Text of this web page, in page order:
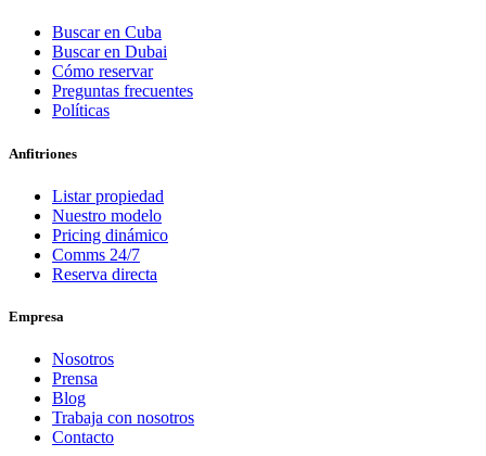
Buscar en Cuba
Buscar en Dubai
Cómo reservar
Preguntas frecuentes
Políticas
Anfitriones
Listar propiedad
Nuestro modelo
Pricing dinámico
Comms 24/7
Reserva directa
Empresa
Nosotros
Prensa
Blog
Trabaja con nosotros
Contacto